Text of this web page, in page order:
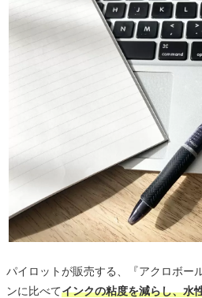
パイロットが販売する、『アクロボー
ンに比べてインクの粘度を減らし、水